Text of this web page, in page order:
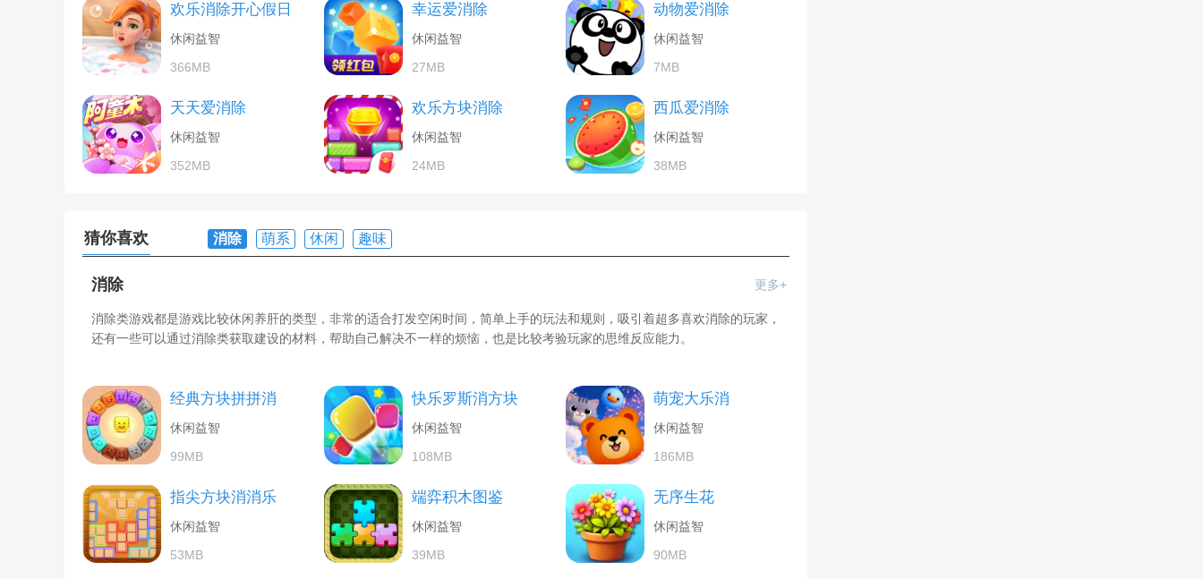
欢乐消除开心假日
休闲益智
366MB
幸运爱消除
休闲益智
27MB
动物爱消除
休闲益智
7MB
天天爱消除
休闲益智
352MB
欢乐方块消除
休闲益智
24MB
西瓜爱消除
休闲益智
38MB
猜你喜欢 消除 萌系 休闲 趣味
消除 更多+
消除类游戏都是游戏比较休闲养肝的类型，非常的适合打发空闲时间，简单上手的玩法和规则，吸引着超多喜欢消除的玩家，
还有一些可以通过消除类获取建设的材料，帮助自己解决不一样的烦恼，也是比较考验玩家的思维反应能力。
经典方块拼拼消
休闲益智
99MB
快乐罗斯消方块
休闲益智
108MB
萌宠大乐消
休闲益智
186MB
指尖方块消消乐
休闲益智
53MB
端弈积木图鉴
休闲益智
39MB
无序生花
休闲益智
90MB